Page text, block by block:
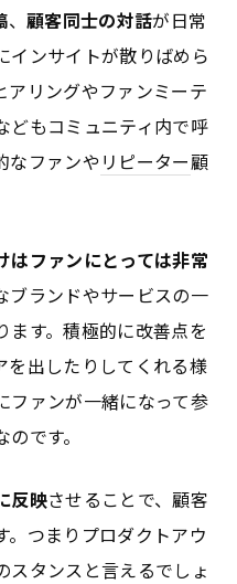
、顧客同士の対話が日常
インサイトが散りばめら
アリングやファンミーテ
どもコミュニティ内で呼
なファンやリピーター顧
はファンにとっては非常
ブランドやサービスの一
す。積極的に改善点を
を出したりしてくれる様
ファンが一緒になって参
です。
反映させることで、顧客
つまりプロダクトアウ
スタンスと言えるでしょ